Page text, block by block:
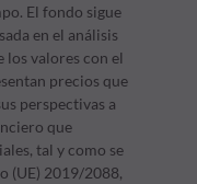
El fondo sigue
en el análisis
valores con el
precios que
perspectivas a
que
tal y como se
(UE) 2019/2088,